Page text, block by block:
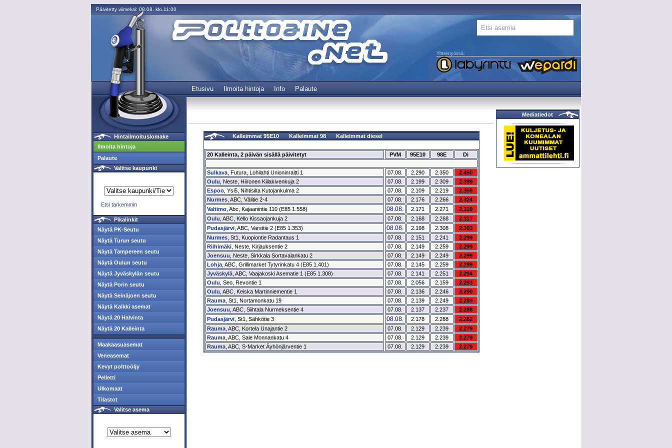
Päivitetty viimeksi: 08.08. klo.11:00
Yhteistyössä:
Etusivu Ilmoita hintoja Info Palaute
Hintailmoituslomake
Ilmoita hintoja
Palaute
Valitse kaupunki
Etsi tarkemmin
Pikalinkit
Näytä PK-Seutu
Näytä Turun seutu
Näytä Tampereen seutu
Näytä Oulun seutu
Näytä Jyväskylän seutu
Näytä Porin seutu
Näytä Seinäjoen seutu
Näytä Kaikki asemat
Näytä 20 Halvinta
Näytä 20 Kalleinta
Maakaasuasemat
Veneasemat
Kevyt polttoöljy
Pelletti
Ulkomaat
Tilastot
Valitse asema
Kalleimmat 95E10 Kalleimmat 98 Kalleimmat diesel
20 Kalleinta, 2 päivän sisällä päivitetyt PVM 95E10 98E Di
Sulkava, Futura, Lohilahti Unioninraitti 1 07.08. 2.290 2.350
2.450
Oulu , Neste, Hiironen Kiilakivenkuja 2 07.08. 2.199 2.309
2.399
Espoo, Ysi5, Nihtisilta Kutojankulma 2 07.08. 2.109 2.219
2.359
Nurmes, ABC, Välitie 2-4 07.08. 2.176 2.266
2.324
Valtimo, Abc, Kajaanintie 110 (E85 1.558) 08.08. 2.171 2.271
2.319
Oulu , ABC, Kello Kissaojankuja 2 07.08. 2.168 2.268
2.317
Pudasjärvi, ABC, Varsitie 2 (E85 1.353) 08.08. 2.198 2.308
2.303
Nurmes, St1, Kuopiontie Radantaus 1 07.08. 2.151 2.241
2.299
Riihimäki, Neste, Kirjauksentie 2 07.08. 2.149 2.259
2.299
Joensuu , Neste, Sirkkala Sortavalankatu 2 07.08. 2.149 2.249
2.299
Lohja, ABC, Grillimarket Tytyrinkatu 4 (E85 1.401) 07.08. 2.145 2.259
2.299
Jyväskylä, ABC, Vaajakoski Asematie 1 (E85 1.308) 07.08. 2.141 2.251
2.294
Oulu , Seo, Revontie 1 07.08. 2.056 2.159
2.293
Oulu , ABC, Keiska Martinniementie 1 07.08. 2.136 2.246
2.290
Rauma, St1, Nortamonkatu 19 07.08. 2.139 2.249
2.289
Joensuu , ABC, Siihtala Nurmeksentie 4 07.08. 2.137 2.237
2.288
Pudasjärvi, St1, Sähkötie 3 08.08. 2.178 2.288
2.282
Rauma, ABC, Kortela Unajantie 2 07.08. 2.129 2.239
2.279
Rauma, ABC, Sale Monnankatu 4 07.08. 2.129 2.239
2.279
Rauma, ABC, S-Market Äyhönjärventie 1 07.08. 2.129 2.239 2.279
Mediatiedot